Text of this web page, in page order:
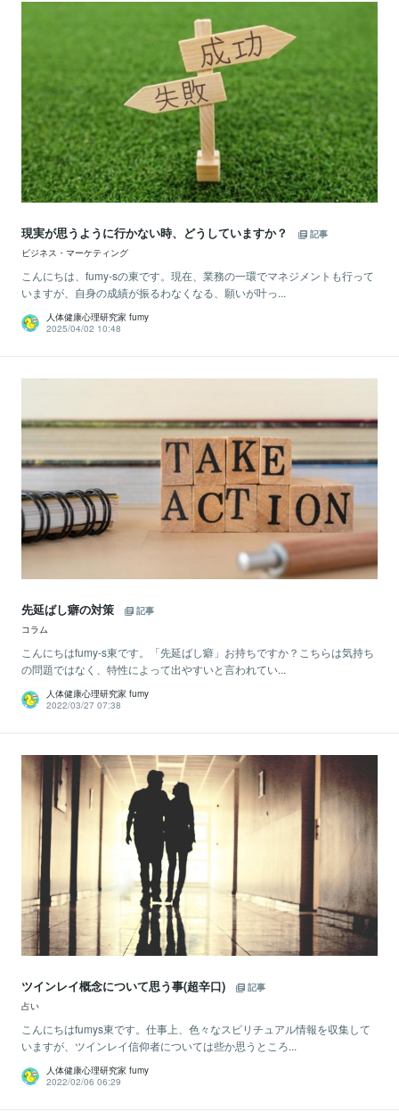
現実が思うように行かない時、どうしていますか？
記事
ビジネス・マーケティング
こんにちは、fumy-sの東です。現在、業務の一環でマネジメントも行って
いますが、自身の成績が振るわなくなる、願いが叶っ...
人体健康心理研究家 fumy
2025/04/02 10:48
先延ばし癖の対策
記事
コラム
こんにちはfumy-s東です。「先延ばし癖」お持ちですか？こちらは気持ち
の問題ではなく、特性によって出やすいと言われてい...
人体健康心理研究家 fumy
2022/03/27 07:38
ツインレイ概念について思う事(超辛口)
記事
占い
こんにちはfumys東です。仕事上、色々なスピリチュアル情報を収集して
いますが、ツインレイ信仰者については些か思うところ...
人体健康心理研究家 fumy
2022/02/06 06:29